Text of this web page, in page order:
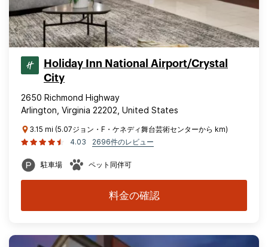
Holiday Inn National Airport/Crystal
City
2650 Richmond Highway
Arlington, Virginia 22202, United States
3.15 mi (5.07ジョン・F・ケネディ舞台芸術センターから km)
4.03
2696件のレビュー
駐車場 ペット同伴可
料金の確認